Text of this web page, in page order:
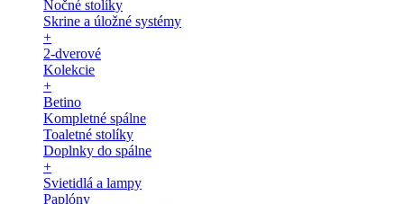
Nočné stolíky
Skrine a úložné systémy
+
2-dverové
Kolekcie
+
Betino
Kompletné spálne
Toaletné stolíky
Doplnky do spálne
+
Svietidlá a lampy
Paplóny